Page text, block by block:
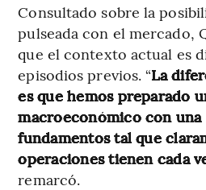
Consultado sobre la
pulseada con el mercado,
que el contexto actual es
episodios previos. “La
es que hemos preparado
macroeconómico con una
fundamentos tal que
operaciones tienen cada
remarcó.